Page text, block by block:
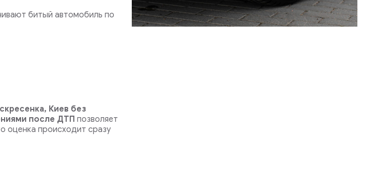
битый автомобиль по
Киев без
после ДТП позволяет
оценка происходит сразу